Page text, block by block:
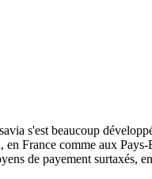
s'est beaucoup
France comme aux
de payement surtaxés,